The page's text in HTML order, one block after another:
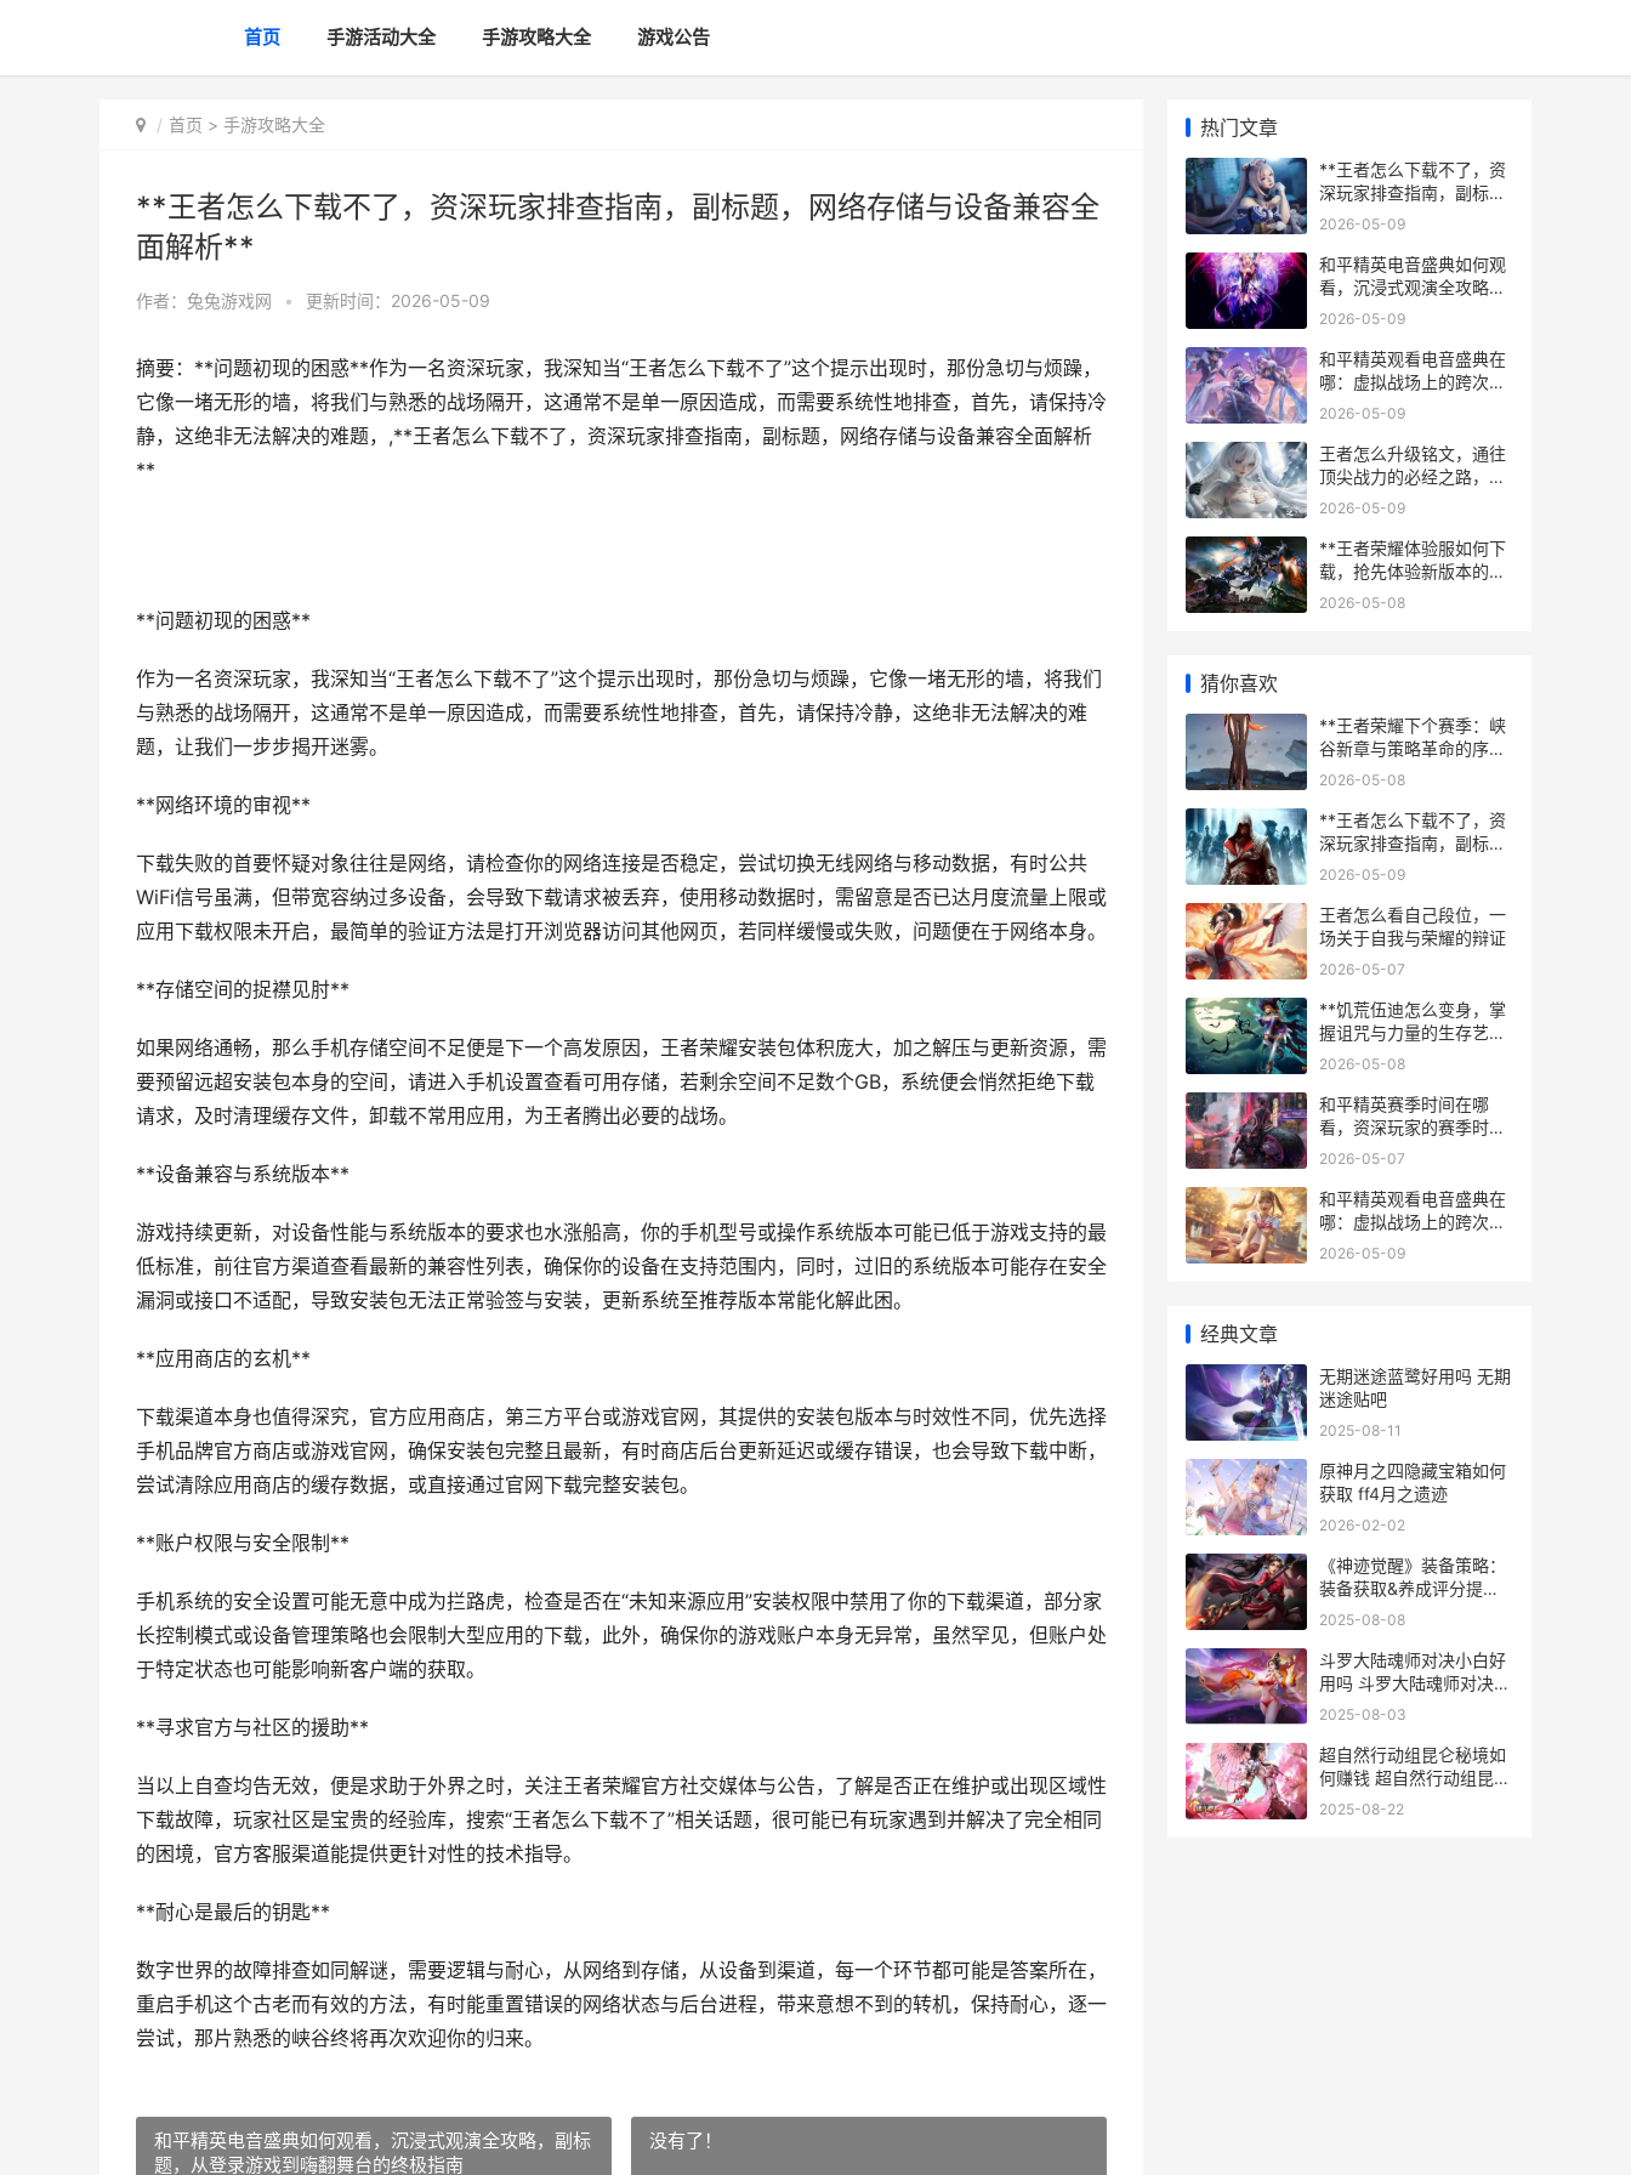
首页 手游活动大全 手游攻略大全 游戏公告
首页 > 手游攻略大全
**王者怎么下载不了，资深玩家排查指南，副标题，网络存储与设备兼容全
面解析**
作者： 兔兔游戏网 • 更新时间：2026-05-09
摘要：**问题初现的困惑**作为一名资深玩家，我深知当“王者怎么下载不了”这个提示出现时，那份急切与烦躁，
它像一堵无形的墙，将我们与熟悉的战场隔开，这通常不是单一原因造成，而需要系统性地排查，首先，请保持冷
静，这绝非无法解决的难题，,**王者怎么下载不了，资深玩家排查指南，副标题，网络存储与设备兼容全面解析
**
**问题初现的困惑**
作为一名资深玩家，我深知当“王者怎么下载不了”这个提示出现时，那份急切与烦躁，它像一堵无形的墙，将我们
与熟悉的战场隔开，这通常不是单一原因造成，而需要系统性地排查，首先，请保持冷静，这绝非无法解决的难
题，让我们一步步揭开迷雾。
**网络环境的审视**
下载失败的首要怀疑对象往往是网络，请检查你的网络连接是否稳定，尝试切换无线网络与移动数据，有时公共
WiFi信号虽满，但带宽容纳过多设备，会导致下载请求被丢弃，使用移动数据时，需留意是否已达月度流量上限或
应用下载权限未开启，最简单的验证方法是打开浏览器访问其他网页，若同样缓慢或失败，问题便在于网络本身。
**存储空间的捉襟见肘**
如果网络通畅，那么手机存储空间不足便是下一个高发原因，王者荣耀安装包体积庞大，加之解压与更新资源，需
要预留远超安装包本身的空间，请进入手机设置查看可用存储，若剩余空间不足数个GB，系统便会悄然拒绝下载
请求，及时清理缓存文件，卸载不常用应用，为王者腾出必要的战场。
**设备兼容与系统版本**
游戏持续更新，对设备性能与系统版本的要求也水涨船高，你的手机型号或操作系统版本可能已低于游戏支持的最
低标准，前往官方渠道查看最新的兼容性列表，确保你的设备在支持范围内，同时，过旧的系统版本可能存在安全
漏洞或接口不适配，导致安装包无法正常验签与安装，更新系统至推荐版本常能化解此困。
**应用商店的玄机**
下载渠道本身也值得深究，官方应用商店，第三方平台或游戏官网，其提供的安装包版本与时效性不同，优先选择
手机品牌官方商店或游戏官网，确保安装包完整且最新，有时商店后台更新延迟或缓存错误，也会导致下载中断，
尝试清除应用商店的缓存数据，或直接通过官网下载完整安装包。
**账户权限与安全限制**
手机系统的安全设置可能无意中成为拦路虎，检查是否在“未知来源应用”安装权限中禁用了你的下载渠道，部分家
长控制模式或设备管理策略也会限制大型应用的下载，此外，确保你的游戏账户本身无异常，虽然罕见，但账户处
于特定状态也可能影响新客户端的获取。
**寻求官方与社区的援助**
当以上自查均告无效，便是求助于外界之时，关注王者荣耀官方社交媒体与公告，了解是否正在维护或出现区域性
下载故障，玩家社区是宝贵的经验库，搜索“王者怎么下载不了”相关话题，很可能已有玩家遇到并解决了完全相同
的困境，官方客服渠道能提供更针对性的技术指导。
**耐心是最后的钥匙**
数字世界的故障排查如同解谜，需要逻辑与耐心，从网络到存储，从设备到渠道，每一个环节都可能是答案所在，
重启手机这个古老而有效的方法，有时能重置错误的网络状态与后台进程，带来意想不到的转机，保持耐心，逐一
尝试，那片熟悉的峡谷终将再次欢迎你的归来。
和平精英电音盛典如何观看，沉浸式观演全攻略，副标
题，从登录游戏到嗨翻舞台的终极指南
没有了！
热门文章
**王者怎么下载不了，资
深玩家排查指南，副标
题，网络存储与设备兼容
2026-05-09
和平精英电音盛典如何观
看，沉浸式观演全攻略，
副标题，从登录游戏到嗨
2026-05-09
和平精英观看电音盛典在
哪：虚拟战场上的跨次元
狂欢
2026-05-09
王者怎么升级铭文，通往
顶尖战力的必经之路，副
标题，资深玩家的深度解
2026-05-09
**王者荣耀体验服如何下
载，抢先体验新版本的奥
秘**
2026-05-08
猜你喜欢
**王者荣耀下个赛季：峡
谷新章与策略革命的序曲
**
2026-05-08
**王者怎么下载不了，资
深玩家排查指南，副标
题，网络存储与设备兼容
2026-05-09
王者怎么看自己段位，一
场关于自我与荣耀的辩证
2026-05-07
**饥荒伍迪怎么变身，掌
握诅咒与力量的生存艺
术，副标题，从平凡伐木
**
2026-05-08
和平精英赛季时间在哪
看，资深玩家的赛季时间
全攻略，副标题，掌握赛
2026-05-07
和平精英观看电音盛典在
哪：虚拟战场上的跨次元
狂欢
2026-05-09
经典文章
无期迷途蓝鹭好用吗 无期
迷途贴吧
2025-08-11
原神月之四隐藏宝箱如何
获取 ff4月之遗迹
2026-02-02
《神迹觉醒》装备策略：
装备获取&养成评分提高
指导 奇迹觉醒神一阶的装
2025-08-08
斗罗大陆魂师对决小白好
用吗 斗罗大陆魂师对决破
解版
2025-08-03
超自然行动组昆仑秘境如
何赚钱 超自然行动组昆仑
秘境
2025-08-22